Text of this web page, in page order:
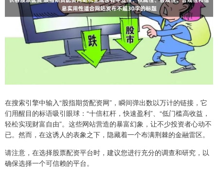
在搜索引擎中输入“股指期货配资网”，瞬间弹出数以万计的链接，它
们用醒目的标语吸引眼球：“十倍杠杆，快速盈利”、“低门槛高收益，
轻松实现财富自由”。这些网站营造的暴富幻象，让不少投资者心动不
已。然而，在这诱人的表象之下，隐藏着一个布满荆棘的金融雷区。
请注意，在选择股票配资平台时，建议您进行充分的调查和研究，以
确保选择一个可信赖的平台。